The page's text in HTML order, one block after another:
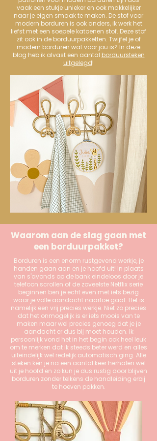
vaak een stukje unieker en ook makkelijker
naar je eigen smaak te maken. De stof voor
modern borduren is ook anders, ik werk het
liefst met een soepele katoenen stof. Deze stof
zit ook in de borduurpakketten. Twijfel je of
modern borduren wat voor jou is? In deze
blog heb ik alvast een aantal borduursteken
uitgelegd!
Waarom aan de slag gaan met
een borduurpakket?
Borduren is een enorm rustgevend werkje, je
handen gaan aan en je hoofd uit! In plaats
van s'avonds op de bank eindeloos door je
telefoon scrollen of de zoveelste Netflix serie
beginnen ben je echt even met iets bezig
waar je volle aandacht naartoe gaat. Het is
namelijk een vrij precies werkje. Niet zo precies
dat het onmogelijk is er iets moois van te
maken maar wel precies genoeg dat je je
aandacht er dus bij moet houden. Ik
persoonlijk vond het in het begin ook heel leuk
om te merken dat ik steeds beter werd en alles
uiteindelijk wel redelijk automatisch ging. Alle
steken ken je na een aantal keer herhalen wel
uit je hoofd en zo kun je dus rustig door blijven
borduren zonder telkens de handleiding erbij
te hoeven pakken.